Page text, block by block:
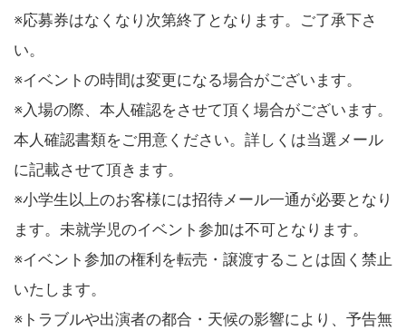
※応募券はなくなり次第終了となります。ご了承下さ
い。
※イベントの時間は変更になる場合がございます。
※入場の際、本人確認をさせて頂く場合がございます。
本人確認書類をご用意ください。詳しくは当選メール
に記載させて頂きます。
※小学生以上のお客様には招待メール一通が必要となり
ます。未就学児のイベント参加は不可となります。
※イベント参加の権利を転売・譲渡することは固く禁止
いたします。
※トラブルや出演者の都合・天候の影響により、予告無